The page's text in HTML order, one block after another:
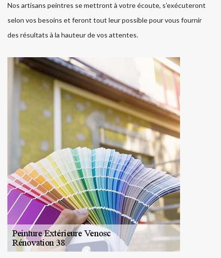
Nos artisans peintres se mettront à votre écoute, s’exécuteront
selon vos besoins et feront tout leur possible pour vous fournir
des résultats à la hauteur de vos attentes.